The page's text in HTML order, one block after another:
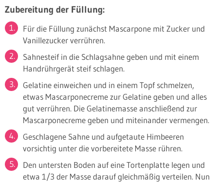
Zubereitung der Füllung:
Für die Füllung zunächst Mascarpone mit Zucker und
Vanillezucker verrühren.
Sahnesteif in die Schlagsahne geben und mit einem
Handrührgerät steif schlagen.
Gelatine einweichen und in einem Topf schmelzen,
etwas Mascarponecreme zur Gelatine geben und alles
gut verrühren. Die Gelatinemasse anschließend zur
Mascarponecreme geben und miteinander vermengen.
Geschlagene Sahne und aufgetaute Himbeeren
vorsichtig unter die vorbereitete Masse rühren.
Den untersten Boden auf eine Tortenplatte legen und
etwa 1/3 der Masse darauf gleichmäßig verteilen. Nun